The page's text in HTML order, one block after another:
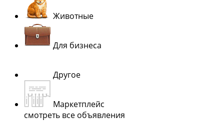
Животные
Для бизнеса
Другое
Маркетплейс
смотреть все объявления